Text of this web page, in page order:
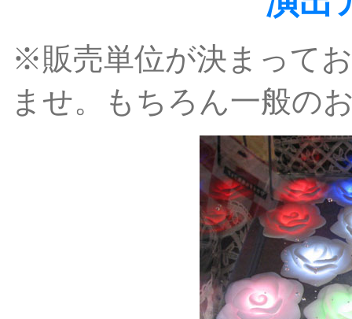
※販売単位が決まって
ませ。もちろん一般の